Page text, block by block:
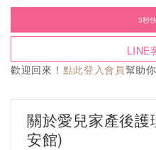
3秒
LINE
歡迎回來！ 點此登入會員幫助
關於愛兒家產後護
安館)